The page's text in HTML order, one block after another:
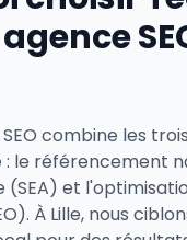
combine les
: le référencement
(SEA) et
À Lille, nous